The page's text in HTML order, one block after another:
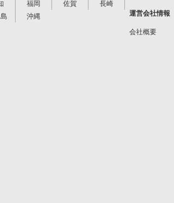
福岡 佐賀
長崎
沖縄 運営会社情報
会社概要